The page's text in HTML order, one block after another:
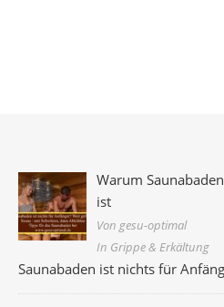
Warum
ist
Von gesu-optimal
In Grippe & Erkältung
Saunabaden ist nichts für